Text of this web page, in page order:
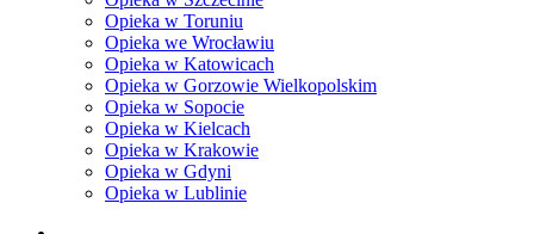
Opieka w Toruniu
Opieka we Wrocławiu
Opieka w Katowicach
Opieka w Gorzowie Wielkopolskim
Opieka w Sopocie
Opieka w Kielcach
Opieka w Krakowie
Opieka w Gdyni
Opieka w Lublinie